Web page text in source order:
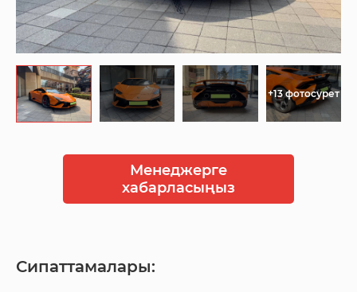
+13 фотосурет
Менеджерге
хабарласыңыз
Сипаттамалары: